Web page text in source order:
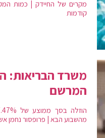
קודמות
משרד הבריאות:
המרשם
מהשבוע הבא | פרופסור נחמן